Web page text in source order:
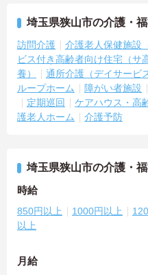
埼玉県狭山市の介護・
訪問介護 介護老人保健施設
ビス付き高齢者向け住宅（サ
養）
通所介護（デイサービ
ループホーム
障がい者施設
定期巡回
ケアハウス・高
護老人ホーム
介護予防
埼玉県狭山市の介護・
時給
850円以上 1000円以上
以上
月給